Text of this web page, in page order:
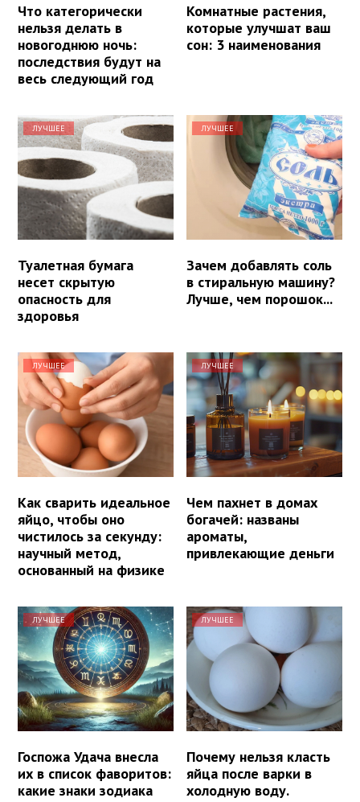
Что категорически
нельзя делать в
новогоднюю ночь:
последствия будут на
весь следующий год
Комнатные растения,
которые улучшат ваш
сон: 3 наименования
ЛУЧШЕЕ
Туалетная бумага
несет скрытую
опасность для
здоровья
ЛУЧШЕЕ
Зачем добавлять соль
в стиральную машину?
Лучше, чем порошок...
ЛУЧШЕЕ
Как сварить идеальное
яйцо, чтобы оно
чистилось за секунду:
научный метод,
основанный на физике
ЛУЧШЕЕ
Чем пахнет в домах
богачей: названы
ароматы,
привлекающие деньги
ЛУЧШЕЕ
Госпожа Удача внесла
их в список фаворитов:
какие знаки зодиака
ЛУЧШЕЕ
Почему нельзя класть
яйца после варки в
холодную воду.